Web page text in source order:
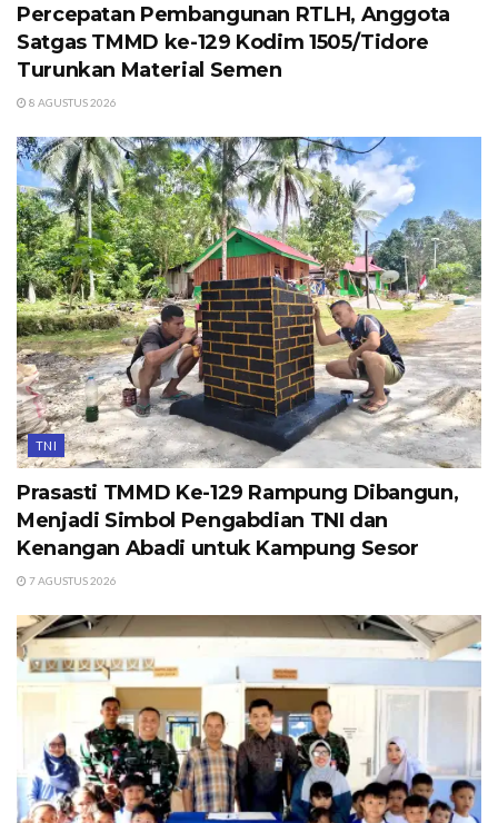
Percepatan Pembangunan RTLH, Anggota
Satgas TMMD ke-129 Kodim 1505/Tidore
Turunkan Material Semen
8 AGUSTUS 2026
TNI
Prasasti TMMD Ke-129 Rampung Dibangun,
Menjadi Simbol Pengabdian TNI dan
Kenangan Abadi untuk Kampung Sesor
7 AGUSTUS 2026